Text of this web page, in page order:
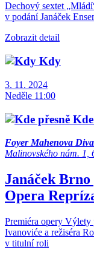
Dechový sextet
v podání Janáček
Zobrazit detail
Kdy
3. 11. 2024
Neděle 11:00
Foyer Mahenova
Malinovského nám. 1,
Janáček
Opera
Premiéra opery
Ivanoviće a režiséra
v titulní roli